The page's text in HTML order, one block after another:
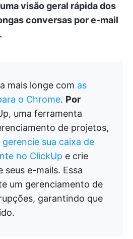
visão geral rápida dos
conversas por e-mail
mais longe com as
o Chrome. Por
uma ferramenta
de projetos,
gerencie sua caixa de
no ClickUp e crie
e-mails. Essa
um gerenciamento de
garantindo que